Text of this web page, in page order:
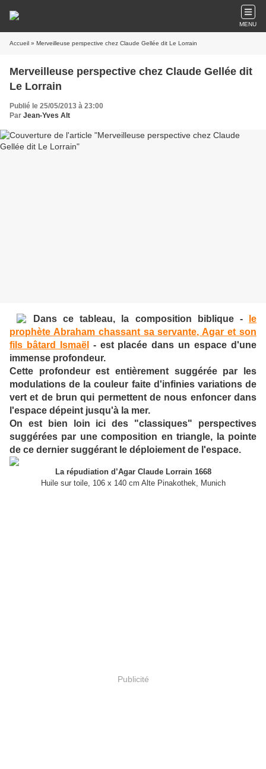
MENU
Accueil » Merveilleuse perspective chez Claude Gellée dit Le Lorrain
Merveilleuse perspective chez Claude Gellée dit
Le Lorrain
Publié le 25/05/2013 à 23:00
Par Jean-Yves Alt
Dans ce tableau, la composition biblique -
le
prophète Abraham chassant sa servante, Agar et son
fils bâtard Ismaël
- est placée dans un espace d'une
immense profondeur.
Cette profondeur est entièrement suggérée par les
modulations de la couleur faite d'infinies variations de
vert et de brun qui permettent de nous enfoncer dans
l'espace dépeint jusqu'à la mer.
On est bien loin ici des "classiques" perspectives
suggérées par une composition en triangle, la pointe
de ce dernier suggérant le déploiement de l'espace.
La répudiation d’Agar Claude Lorrain 1668
Huile sur toile, 106 x 140 cm Alte Pinakothek, Munich
Publicité